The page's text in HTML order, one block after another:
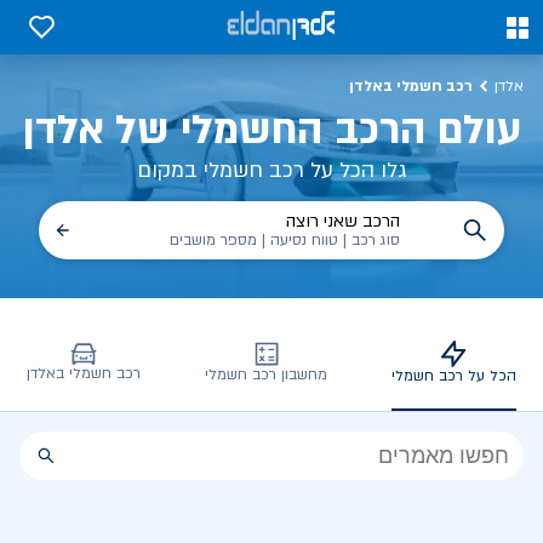
0
0
אלדן רכב חשמלי באלדן
עולם הרכב החשמלי של אלדן
גלו הכל על רכב חשמלי במקום
הרכב שאני רוצה
סוג רכב | טווח נסיעה | מספר מושבים
הכל על רכב חשמלי מחשבון רכב חשמלי רכב חשמלי באלדן
הכל
הכל על רכב חשמלי, שימושים, טכנולוגיה וכל מה שכדי לדעת | אלדן